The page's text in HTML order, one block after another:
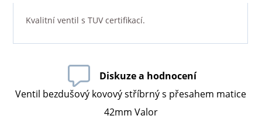
Kvalitní ventil s TUV certifikací.
Diskuze a hodnocení
Ventil bezdušový kovový stříbrný s přesahem matice
42mm Valor